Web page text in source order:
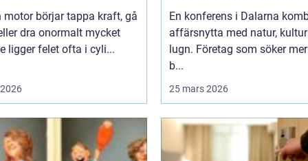
motor börjar tappa kraft, gå
dra onormalt mycket
ligger felet ofta i cyli...
En konferens i Dalarna
affärsnytta med natur,
lugn. Företag som söker
b...
25 mars 2026